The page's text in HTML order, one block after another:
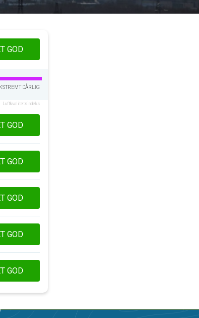
GOD
DÅRLIG
Luftkvalitetsindeks
GOD
GOD
GOD
GOD
GOD